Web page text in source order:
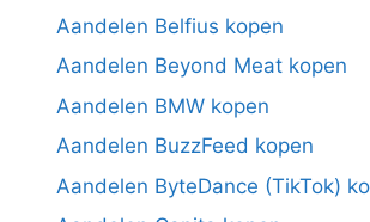
Aandelen Belfius kopen
Aandelen Beyond Meat kopen
Aandelen BMW kopen
Aandelen BuzzFeed kopen
Aandelen ByteDance (TikTok)